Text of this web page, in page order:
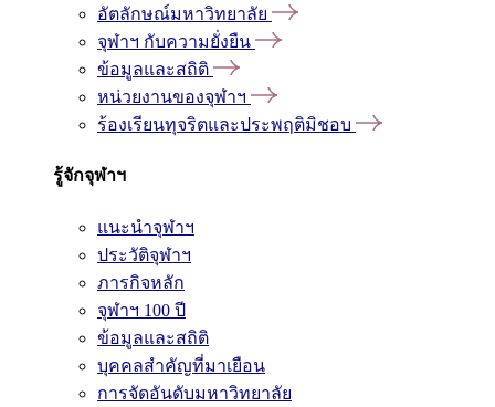
อัตลักษณ์มหาวิทยาลัย
จุฬาฯ กับความยั่งยืน
ข้อมูลและสถิติ
หน่วยงานของจุฬาฯ
ร้องเรียนทุจริตและประพฤติมิชอบ
รู้จักจุฬาฯ
แนะนำจุฬาฯ
ประวัติจุฬาฯ
ภารกิจหลัก
จุฬาฯ 100 ปี
ข้อมูลและสถิติ
บุคคลสำคัญที่มาเยือน
การจัดอันดับมหาวิทยาลัย